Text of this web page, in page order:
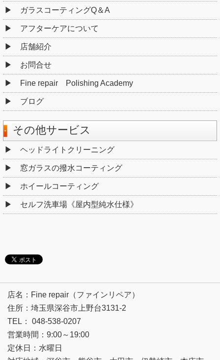
ガラスコーティングQ＆A
アフターケアについて
店舗紹介
お問合せ
Fine repair Polishing Academy
ブログ
その他サービス
ヘッドライトクリーニング
窓ガラスの撥水コーティング
ホイールコーティング
セルフ洗車場《屋内型純水仕様》
店名：Fine repair（ファインリペア）
住所：埼玉県深谷市上野台3131-2
TEL： 048-538-0207
営業時間：9:00～19:00
定休日：水曜日